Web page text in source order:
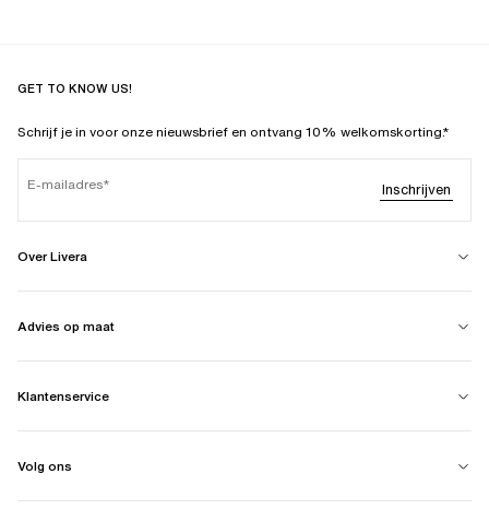
GET TO KNOW US!
Schrijf je in voor onze nieuwsbrief en ontvang 10% welkomskorting.*
E-mailadres Inschrijven
Over Livera
Advies op maat
Klantenservice
Volg ons